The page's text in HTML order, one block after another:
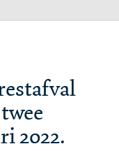
2022.